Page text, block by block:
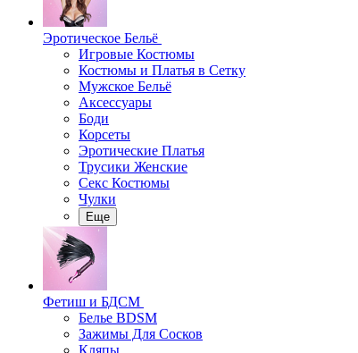
Эротическое Бельё
Игровые Костюмы
Костюмы и Платья в Сетку
Мужское Бельё
Аксессуары
Боди
Корсеты
Эротические Платья
Трусики Женские
Секс Костюмы
Чулки
Еще
Фетиш и БДСМ
Белье BDSM
Зажимы Для Сосков
Кляпы